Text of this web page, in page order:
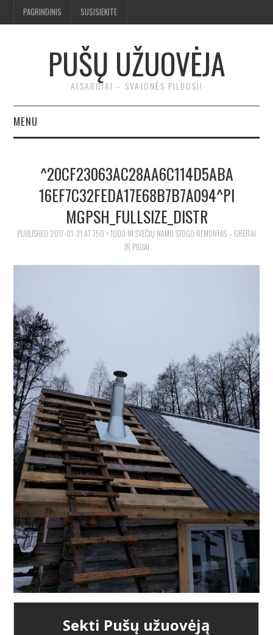
PAGRINDINIS SUSISIEKITE
PUŠŲ UŽUOVĖJA
ATSARGIAI – SVAJONĖS PILDOSI!
MENU
TROBA
^20CF23063AC28AA6C114D5ABA
16EF7C32FEDA17E68B7B7A094^PI
MGPSH_FULLSIZE_DISTR
PUBLISHED 2017-01-31 AT750 × 1000 IN SVEČIŲ NAMO STOGO REMONTAS – GREITAI
IR PIGIAI